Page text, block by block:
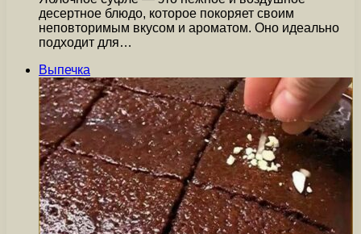
десертное блюдо, которое покоряет своим
неповторимым вкусом и ароматом. Оно идеально
подходит для…
Выпечка